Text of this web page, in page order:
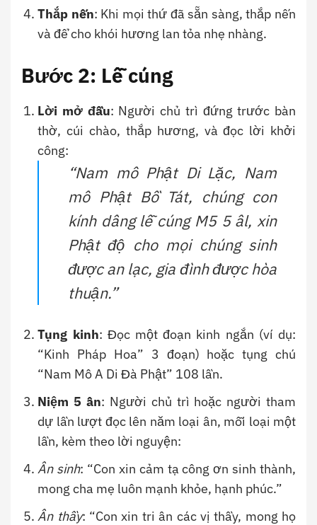
Thắp nến: Khi mọi thứ đã sẵn sàng, thắp nến
và để cho khói hương lan tỏa nhẹ nhàng.
Bước 2: Lễ cúng
Lời mở đầu: Người chủ trì đứng trước bàn
thờ, cúi chào, thắp hương, và đọc lời khởi
công:
“Nam mô Phật Di Lặc, Nam
mô Phật Bồ Tát, chúng con
kính dâng lễ cúng M5 5 âl, xin
Phật độ cho mọi chúng sinh
được an lạc, gia đình được hòa
thuận.”
Tụng kinh: Đọc một đoạn kinh ngắn (ví dụ:
“Kinh Pháp Hoa” 3 đoạn) hoặc tụng chú
“Nam Mô A Di Đà Phật” 108 lần.
Niệm 5 ân: Người chủ trì hoặc người tham
dự lần lượt đọc lên năm loại ân, mỗi loại một
lần, kèm theo lời nguyện:
Ân sinh: “Con xin cảm tạ công ơn sinh thành,
mong cha mẹ luôn mạnh khỏe, hạnh phúc.”
Ân thầy: “Con xin tri ân các vị thầy, mong họ